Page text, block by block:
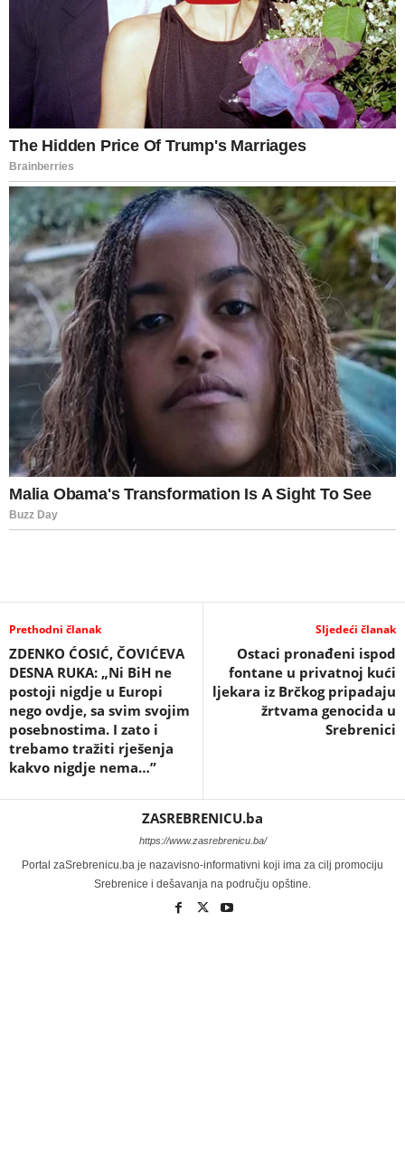
Prethodni članak
ZDENKO ĆOSIĆ, ČOVIĆEVA
DESNA RUKA: „Ni BiH ne
postoji nigdje u Europi
nego ovdje, sa svim svojim
posebnostima. I zato i
trebamo tražiti rješenja
kakvo nigdje nema…”
Sljedeći članak
Ostaci pronađeni ispod
fontane u privatnoj kući
ljekara iz Brčkog pripadaju
žrtvama genocida u
Srebrenici
ZASREBRENICU.ba
https://www.zasrebrenicu.ba/
Portal zaSrebrenicu.ba je nazavisno-informativni koji ima za cilj promociju
Srebrenice i dešavanja na području opštine.